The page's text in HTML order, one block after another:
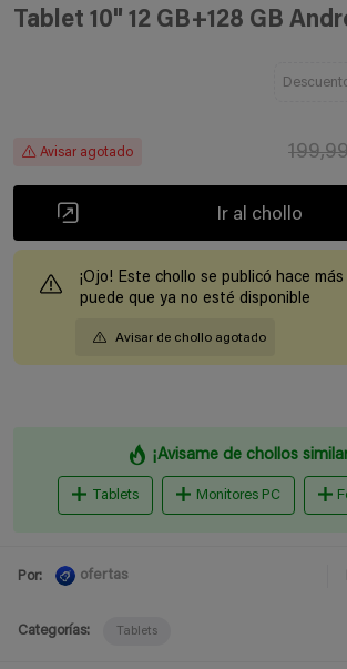
Tablet 10" 12 GB+128 GB
Avisar agotado
Ir al chollo
¡Ojo! Este chollo se publicó hace
puede que ya no esté disponible
Avisar de chollo agotado
¡Avisame de chollos
Tablets Monitores PC
Por: ofertas
Categorías: Tablets